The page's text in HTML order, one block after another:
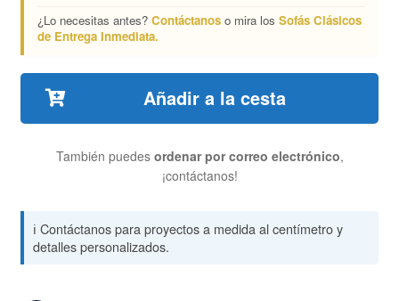
¿Lo necesitas antes? Contáctanoso mira los Sofás Clásicos
de Entrega Inmediata.
Añadir a la cesta
También puedes ordenar por correo electrónico,
¡contáctanos!
ℹ️ Contáctanos para proyectos a medida al centímetro y
detalles personalizados.